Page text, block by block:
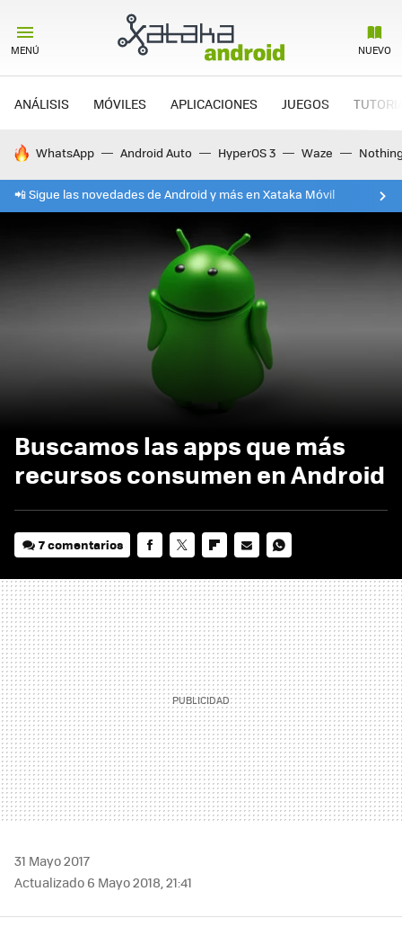
MENÚ NUEVO
ANÁLISIS MÓVILES APLICACIONES JUEGOS
HOY SE HABLA DE
WhatsApp Android Auto HyperOS 3 Waze
📲 Sigue las novedades de Android y más en Xataka Móvil
Buscamos las apps que más
recursos consumen en Android
7 comentarios
MAIL
31 Mayo 2017
Actualizado 6 Mayo 2018, 21:41